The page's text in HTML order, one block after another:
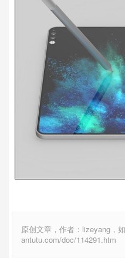
原创文章，作者：lizeyang，
antutu.com/doc/114291.htm